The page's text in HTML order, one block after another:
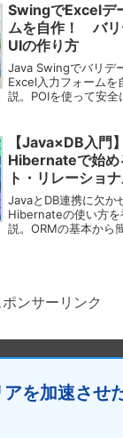
SwingでExcelデ
ムを自作！ バリ
UIの作り方
Java Swingでバリデ
Excel入力フォームを
説。POIを使って安全
【Java×DB入門
Hibernateで始め
ト・リレーショ
（ORM）超入門
JavaとDB連携に欠か
Hibernateの使い方を
説。ORMの基本から
ポンサーリンク
を加速させ